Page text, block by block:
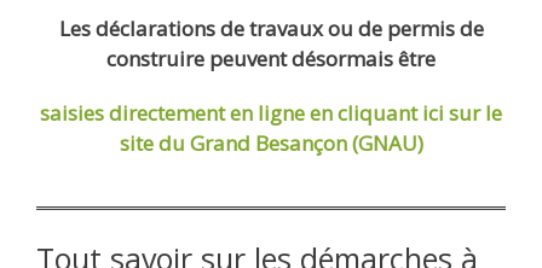
Les déclarations de travaux ou de permis de
construire peuvent désormais être
saisies directement en ligneen cliquant ici sur le
site du Grand Besançon (GNAU)
Tout savoir sur les démarches à